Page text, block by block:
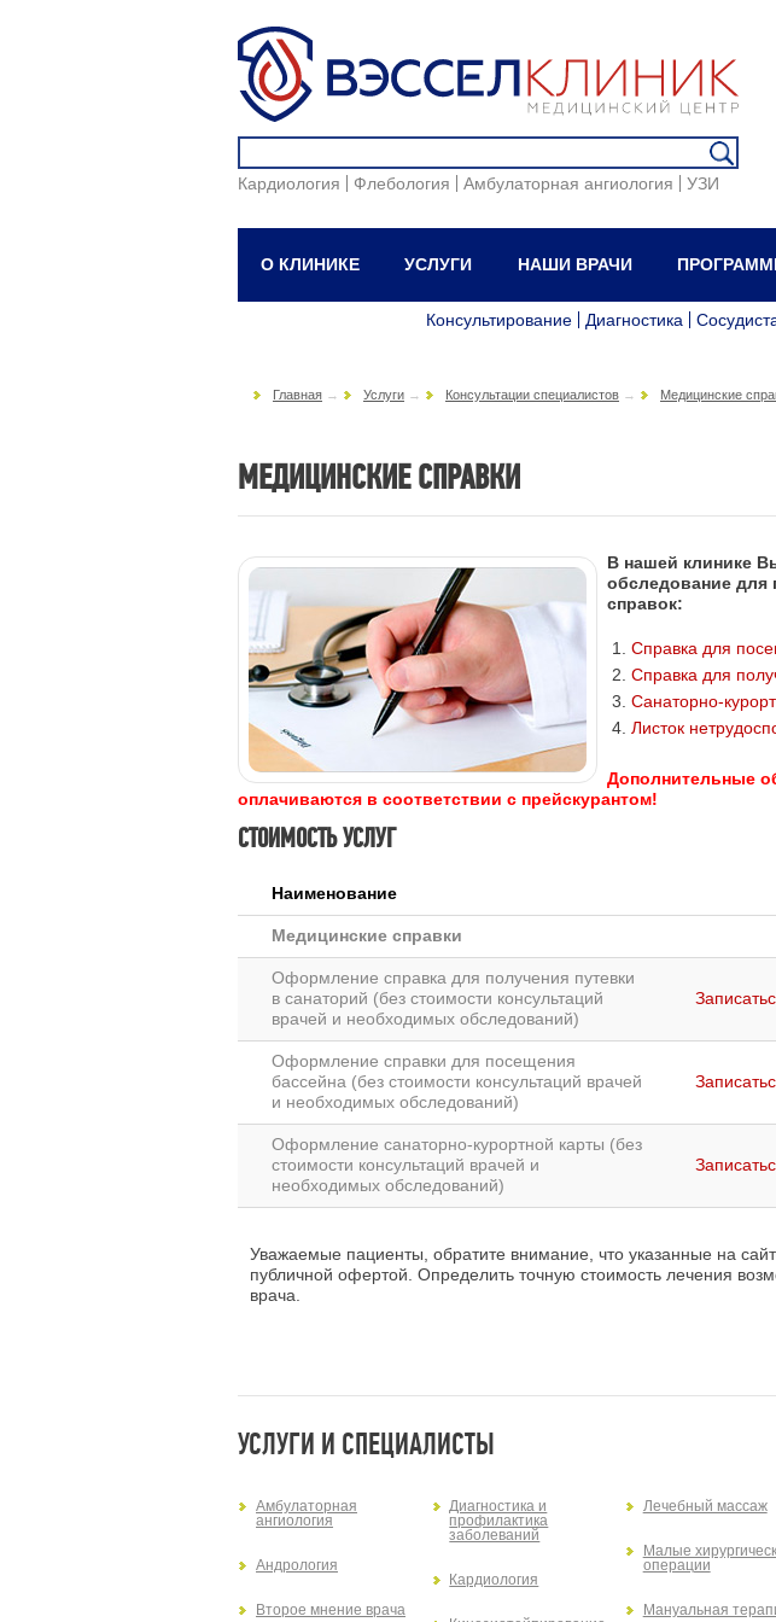
Кардиология Флебология Амбулаторная ангиология УЗИ
О КЛИНИКЕ УСЛУГИ НАШИ ВРАЧИ
Консультирование Диагностика
Главная → Услуги → Консультации специалистов → Медицинские
МЕДИЦИНСКИЕ СПРАВКИ
В нашей клинике
обследование для
справок:
Справка для
Справка для
Санаторно-
Листок
Дополнительные
оплачиваются в соответствии с прейскурантом!
СТОИМОСТЬ УСЛУГ
Наименование
Медицинские справки
Оформление справка для получения путевки
в санаторий (без стоимости консультаций
врачей и необходимых обследований)
Оформление справки для посещения
бассейна (без стоимости консультаций врачей
и необходимых обследований)
Оформление санаторно-курортной карты (без
стоимости консультаций врачей и
необходимых обследований)
Уважаемые пациенты, обратите внимание, что указанные на
публичной офертой. Определить точную стоимость лечения
врача.
УСЛУГИ И СПЕЦИАЛИСТЫ
Амбулаторная
ангиология
Андрология
Второе мнение врача
Диагностика и
профилактика
заболеваний
Кардиология
Лечебный массаж
Малые
операции
Мануальная